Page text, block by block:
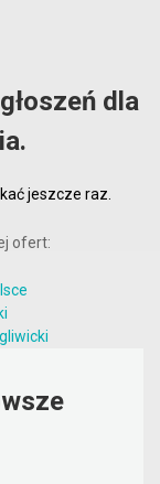
dla
jeszcze raz.
ofert: